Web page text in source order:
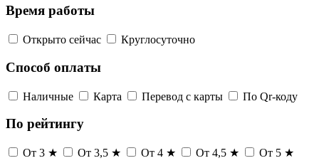
Время работы
Открыто сейчас Круглосуточно
Способ оплаты
Наличные Карта Перевод с карты По Qr-коду
По рейтингу
От 3 ★ От 3,5 ★ От 4 ★ От 4,5 ★ От 5 ★